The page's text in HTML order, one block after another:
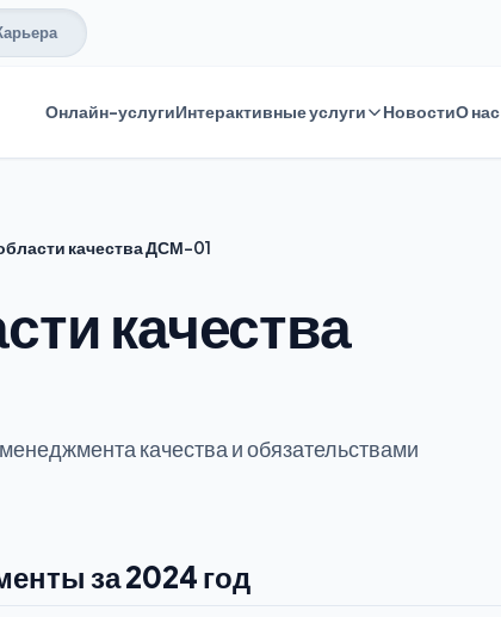
Онлайн-услугиИнтерактивные услуги НовостиО нас
качества ДСМ-01
качества
качества и обязательствами
за 2024 год